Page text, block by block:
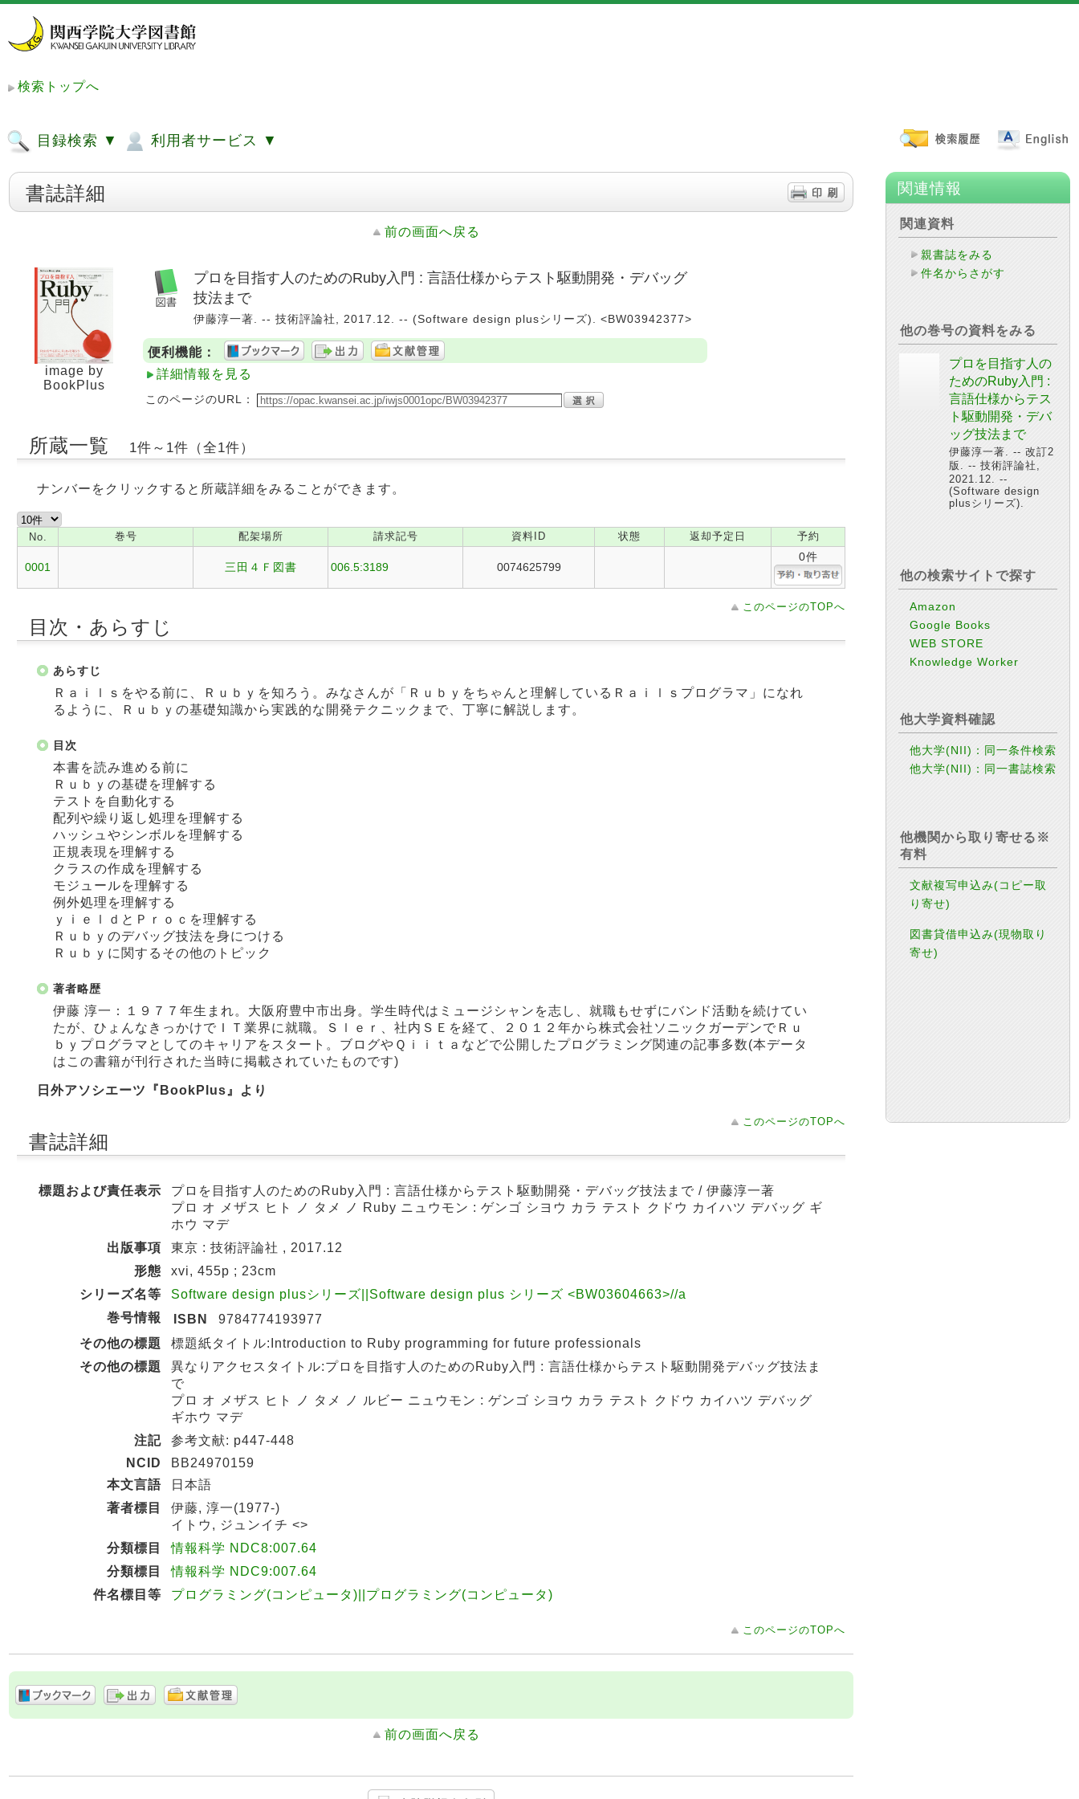
検索トップへ
目録検索 ▼ 利用者サービス ▼
書誌詳細
前の画面へ戻る
image by
BookPlus
プロを目指す人のためのRuby入門 : 言語仕様からテスト駆動開発・デバッグ
技法まで
伊藤淳一著. -- 技術評論社, 2017.12. -- (Software design plusシリーズ). <BW03942377>
便利機能：
詳細情報を見る
このページのURL：
所蔵一覧 1件～1件（全1件）
ナンバーをクリックすると所蔵詳細をみることができます。
No. 巻号 配架場所 請求記号 資料ID 状態 返却予定日 予約
0001 三田４Ｆ図書 006.5:3189 0074625799
0件
このページのTOPへ
目次・あらすじ
あらすじ
Ｒａｉｌｓをやる前に、Ｒｕｂｙを知ろう。みなさんが「Ｒｕｂｙをちゃんと理解しているＲａｉｌｓプログラマ」になれ
るように、Ｒｕｂｙの基礎知識から実践的な開発テクニックまで、丁寧に解説します。
目次
本書を読み進める前に
Ｒｕｂｙの基礎を理解する
テストを自動化する
配列や繰り返し処理を理解する
ハッシュやシンボルを理解する
正規表現を理解する
クラスの作成を理解する
モジュールを理解する
例外処理を理解する
ｙｉｅｌｄとＰｒｏｃを理解する
Ｒｕｂｙのデバッグ技法を身につける
Ｒｕｂｙに関するその他のトピック
著者略歴
伊藤 淳一：１９７７年生まれ。大阪府豊中市出身。学生時代はミュージシャンを志し、就職もせずにバンド活動を続けてい
たが、ひょんなきっかけでＩＴ業界に就職。Ｓｌｅｒ、社内ＳＥを経て、２０１２年から株式会社ソニックガーデンでＲｕ
ｂｙプログラマとしてのキャリアをスタート。ブログやＱｉｉｔａなどで公開したプログラミング関連の記事多数(本データ
はこの書籍が刊行された当時に掲載されていたものです)
日外アソシエーツ『BookPlus』より
このページのTOPへ
書誌詳細
標題および責任表示
プロを目指す人のためのRuby入門 : 言語仕様からテスト駆動開発・デバッグ技法まで / 伊藤淳一著
プロ オ メザス ヒト ノ タメ ノ Ruby ニュウモン : ゲンゴ シヨウ カラ テスト クドウ カイハツ デバッグ ギ
ホウ マデ
出版事項
東京 : 技術評論社 , 2017.12
形態
xvi, 455p ; 23cm
シリーズ名等
Software design plusシリーズ||Software design plus シリーズ <BW03604663>//a
巻号情報
ISBN
9784774193977
その他の標題
標題紙タイトル:Introduction to Ruby programming for future professionals
その他の標題
異なりアクセスタイトル:プロを目指す人のためのRuby入門 : 言語仕様からテスト駆動開発デバッグ技法ま
で
プロ オ メザス ヒト ノ タメ ノ ルビー ニュウモン : ゲンゴ シヨウ カラ テスト クドウ カイハツ デバッグ
ギホウ マデ
注記
参考文献: p447-448
NCID
BB24970159
本文言語
日本語
著者標目
伊藤, 淳一(1977-)
イトウ, ジュンイチ <>
分類標目
情報科学 NDC8:007.64
分類標目
情報科学 NDC9:007.64
件名標目等
プログラミング(コンピュータ)||プログラミング(コンピュータ)
このページのTOPへ
前の画面へ戻る
関連情報
関連資料
親書誌をみる
件名からさがす
他の巻号の資料をみる
プロを目指す人の
ためのRuby入門 :
言語仕様からテス
ト駆動開発・デバ
ッグ技法まで
伊藤淳一著. -- 改訂2
版. -- 技術評論社,
2021.12. --
(Software design
plusシリーズ).
他の検索サイトで探す
Amazon
Google Books
WEB STORE
Knowledge Worker
他大学資料確認
他大学(NII)：同一条件検索
他大学(NII)：同一書誌検索
他機関から取り寄せる※
有料
文献複写申込み(コピー取
り寄せ)
図書貸借申込み(現物取り
寄せ)